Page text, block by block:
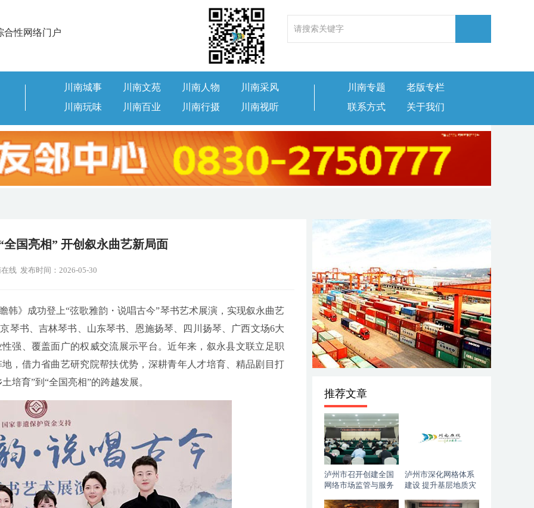
合性网络门户
川南城事 川南文苑 川南人物
川南采风
川南玩味
川南百业 川南行摄 川南视听
川南专题
老版专栏
联系方式
关于我们
全国亮相” 开创叙永曲艺新局面
线 发布时间：2026-05-30
韩》成功登上“弦歌雅韵・说唱古今”琴书艺术展演，实现叙永曲艺
琴书、吉林琴书、山东琴书、恩施扬琴、四川扬琴、广西文场6大
强、覆盖面广的权威交流展示平台。近年来，叙永县文联立足职
，借力省曲艺研究院帮扶优势，深耕青年人才培育、精品剧目打
培育”到“全国亮相”的跨越发展。
推荐文章
泸州市召开创建全国
网络市场监管与服务
泸州市深化网格体系
建设 提升基层地质灾